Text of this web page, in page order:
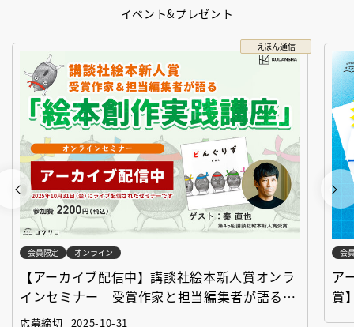
イベント&プレゼント
えほん通信
会員限定 オンライン
【アーカイブ配信中】講談社絵本新人賞オンラ
インセミナー 受賞作家と担当編集者が語る
「絵本創作実践講座」
応募締切 2025-10-31
会
ア
賞